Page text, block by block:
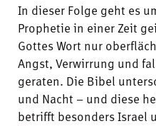
In dieser Folge geht es
Prophetie in einer Zeit
Gottes Wort nur
Angst, Verwirrung und
geraten. Die Bibel
und Nacht – und diese
betrifft besonders Israel